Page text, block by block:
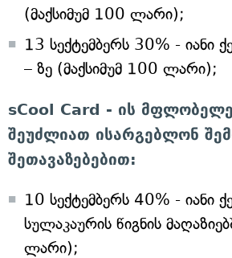
(მაქსიმუმ 100 ლარი);
13 სექტემბერს 30% - იანი
– ზე (მაქსიმუმ 100 ლარი);
sCool Card - ის
შეუძლიათ ისარგებლონ
შეთავაზებებით:
10 სექტემბერს 40% - იანი
სულაკაურის წიგნის
ლარი);